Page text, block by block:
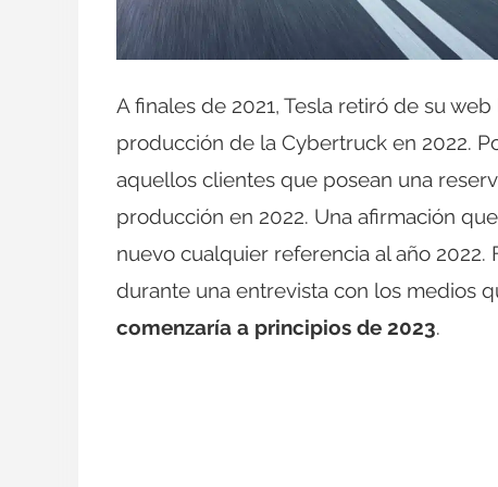
A finales de 2021, Tesla retiró de su
producción de la Cybertruck en 2022.
aquellos clientes que posean una
producción en 2022. Una afirmación
nuevo cualquier referencia al año
durante una entrevista con los medios
comenzaría a principios de 2023.